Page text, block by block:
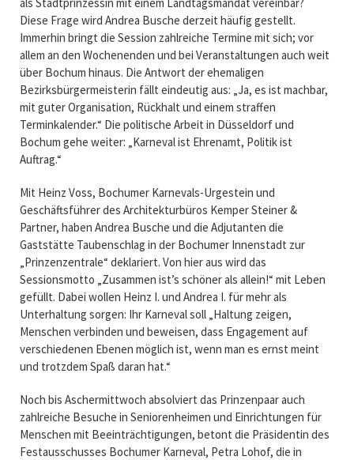
Diese Frage wird Andrea Busche derzeit häufig gestellt.
Immerhin bringt die Session zahlreiche Termine mit sich; vor
allem an den Wochenenden und bei Veranstaltungen auch weit
über Bochum hinaus. Die Antwort der ehemaligen
Bezirksbürgermeisterin fällt eindeutig aus: „Ja, es ist machbar,
mit guter Organisation, Rückhalt und einem straffen
Terminkalender.“ Die politische Arbeit in Düsseldorf und
Bochum gehe weiter: „Karneval ist Ehrenamt, Politik ist
Auftrag.“
Mit Heinz Voss, Bochumer Karnevals-Urgestein und
Geschäftsführer des Architekturbüros Kemper Steiner &
Partner, haben Andrea Busche und die Adjutanten die
Gaststätte Taubenschlag in der Bochumer Innenstadt zur
„Prinzenzentrale“ deklariert. Von hier aus wird das
Sessionsmotto „Zusammen ist’s schöner als allein!“ mit Leben
gefüllt. Dabei wollen Heinz I. und Andrea I. für mehr als
Unterhaltung sorgen: Ihr Karneval soll „Haltung zeigen,
Menschen verbinden und beweisen, dass Engagement auf
verschiedenen Ebenen möglich ist, wenn man es ernst meint
und trotzdem Spaß daran hat.“
Noch bis Aschermittwoch absolviert das Prinzenpaar auch
zahlreiche Besuche in Seniorenheimen und Einrichtungen für
Menschen mit Beeinträchtigungen, betont die Präsidentin des
Festausschusses Bochumer Karneval, Petra Lohof, die in